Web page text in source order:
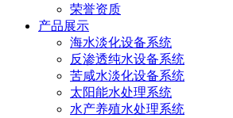
荣誉资质
产品展示
海水淡化设备系统
反渗透纯水设备系统
苦咸水淡化设备系统
太阳能水处理系统
水产养殖水处理系统